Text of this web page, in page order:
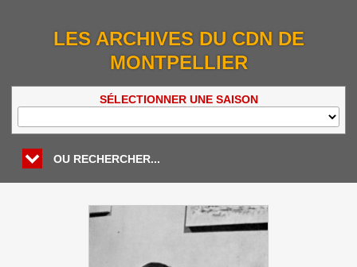
LES ARCHIVES DU CDN DE
MONTPELLIER
SÉLECTIONNER UNE SAISON
OU RECHERCHER...